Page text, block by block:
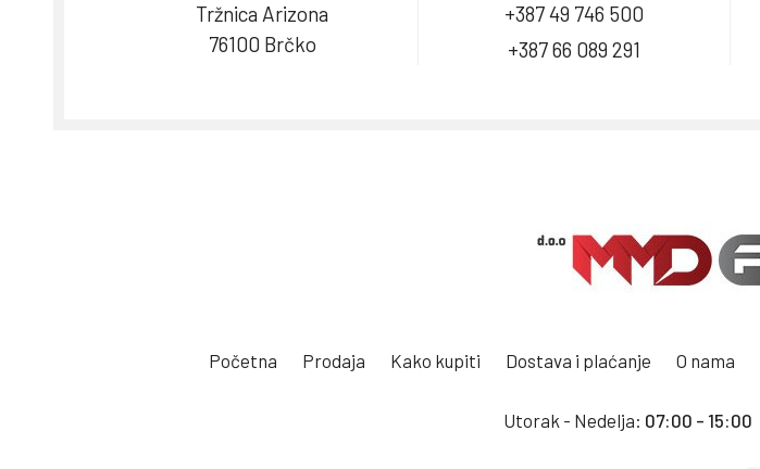
Tržnica Arizona
76100 Brčko
+387 49 746 500
+387 66 089 291
Početna Prodaja Kako kupiti Dostava i plaćanje O nama
Utorak - Nedelja: 07:00 - 15:00